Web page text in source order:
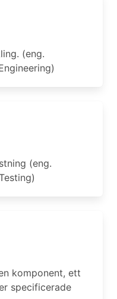
(eng.
(eng.
komponent, ett
specificerade